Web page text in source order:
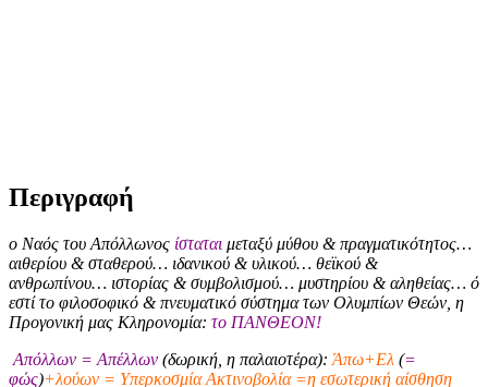
Περιγραφή
ο Ναός του Απόλλωνος ίσταται μεταξύ μύθου & πραγματικότητος…
αιθερίου & σταθερού… ιδανικού & υλικού… θεϊκού &
ανθρωπίνου… ιστορίας & συμβολισμού… μυστηρίου & αληθείας… ό
εστί το φιλοσοφικό & πνευματικό σύστημα των Ολυμπίων Θεών, η
Προγονική μας Κληρονομία: το ΠΑΝΘΕΟΝ!
Απόλλων = Απέλλων (δωρική, η παλαιοτέρα): Άπω+Ελ (=
φώς)+λούων = Υπερκοσμία Ακτινοβολία =η εσωτερική αίσθηση